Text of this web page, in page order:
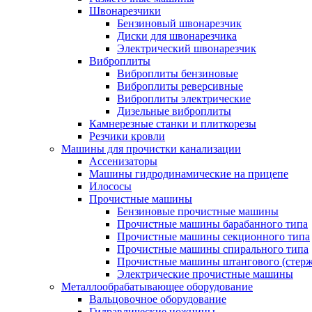
Швонарезчики
Бензиновый швонарезчик
Диски для швонарезчика
Электрический швонарезчик
Виброплиты
Виброплиты бензиновые
Виброплиты реверсивные
Виброплиты электрические
Дизельные виброплиты
Камнерезные станки и плиткорезы
Резчики кровли
Машины для прочистки канализации
Ассенизаторы
Машины гидродинамические на прицепе
Илососы
Прочистные машины
Бензиновые прочистные машины
Прочистные машины барабанного типа
Прочистные машины секционного типа
Прочистные машины спирального типа
Прочистные машины штангового
Электрические прочистные машины
Металлообрабатывающее оборудование
Вальцовочное оборудование